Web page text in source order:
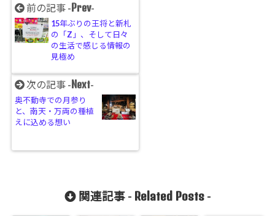
前の記事 -Prev-
15年ぶりの王将と新札
の「Z」、そして日々
の生活で感じる情報の
見極め
次の記事 -Next-
奥不動寺での月参り
と、南天・万両の種植
えに込める想い
関連記事 - Related Posts-